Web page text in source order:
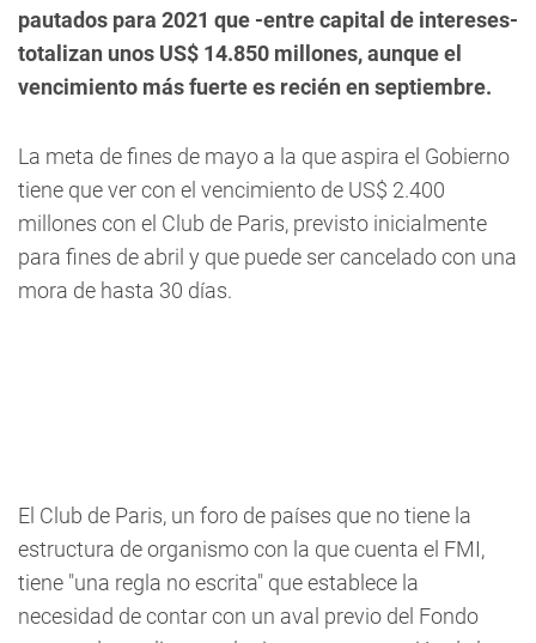
pautados para 2021 que -entre capital de intereses-
totalizan unos US$ 14.850 millones, aunque el
vencimiento más fuerte es recién en septiembre.
La meta de fines de mayo a la que aspira el Gobierno
tiene que ver con el vencimiento de US$ 2.400
millones con el Club de Paris, previsto inicialmente
para fines de abril y que puede ser cancelado con una
mora de hasta 30 días.
El Club de Paris, un foro de países que no tiene la
estructura de organismo con la que cuenta el FMI,
tiene "una regla no escrita" que establece la
necesidad de contar con un aval previo del Fondo